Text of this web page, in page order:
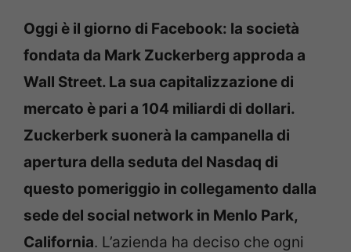
Oggi è il giorno di Facebook: la società
fondata da Mark Zuckerberg approda a
Wall Street. La sua capitalizzazione di
mercato è pari a 104 miliardi di dollari.
Zuckerberk suonerà la campanella di
apertura della seduta del Nasdaq di
questo pomeriggio in collegamento dalla
sede del social network in Menlo Park,
California. L’azienda ha deciso che ogni